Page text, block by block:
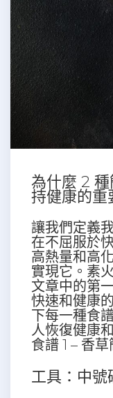
為什麼 2
持健康的重
讓我們定義
在不屈服於
高熱量和高
實現它。素
文章中的第
快速和健康
下每一種食
人恢復健康
食譜 1 – 香
工具：中號